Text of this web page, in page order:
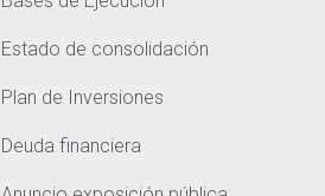
Estado de consolidación
Plan de Inversiones
Deuda financiera